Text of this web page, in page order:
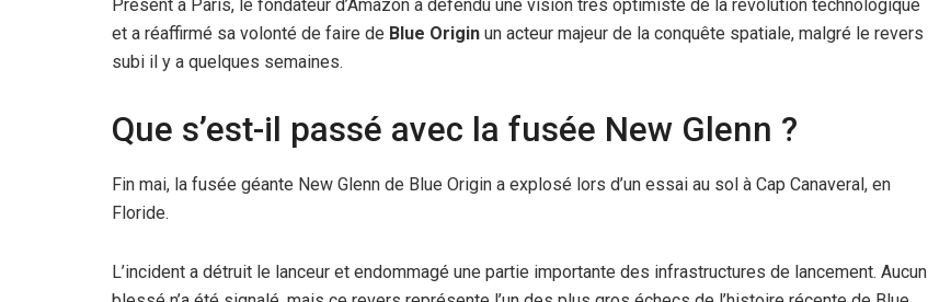
Présent à Paris, le fondateur d’Amazon a défendu une vision très optimiste de la révolution technologique
et a réaffirmé sa volonté de faire de Blue Origin un acteur majeur de la conquête spatiale, malgré le revers
subi il y a quelques semaines.
Que s’est-il passé avec la fusée New Glenn ?
Fin mai, la fusée géante New Glenn de Blue Origin a explosé lors d’un essai au sol à Cap Canaveral, en
Floride.
L’incident a détruit le lanceur et endommagé une partie importante des infrastructures de lancement. Aucun